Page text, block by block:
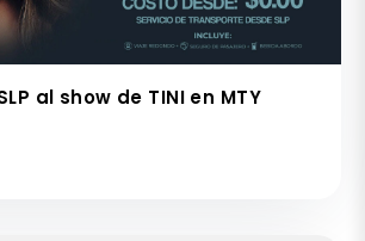
al show de TINI en MTY